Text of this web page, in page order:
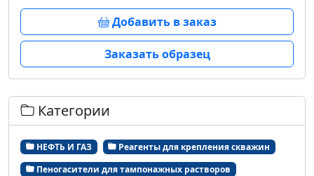
Добавить в заказ
Заказать образец
Категории
НЕФТЬ И ГАЗ
Реагенты для крепления скважин
Пеногасители для тампонажных растворов